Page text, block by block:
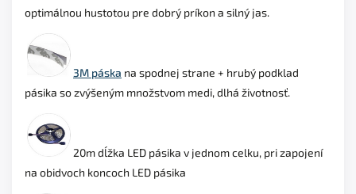
optimálnou hustotou pre dobrý príkon a silný jas.
3M páska na spodnej strane + hrubý podklad
pásika so zvýšeným množstvom medi, dlhá životnosť.
20m dĺžka LED pásika v jednom celku, pri zapojení
na obidvoch koncoch LED pásika